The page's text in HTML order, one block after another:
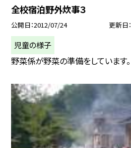
全校宿泊野外炊事３
公開日 2012/07/24 更新日
児童の様子
野菜係が野菜の準備をしています。